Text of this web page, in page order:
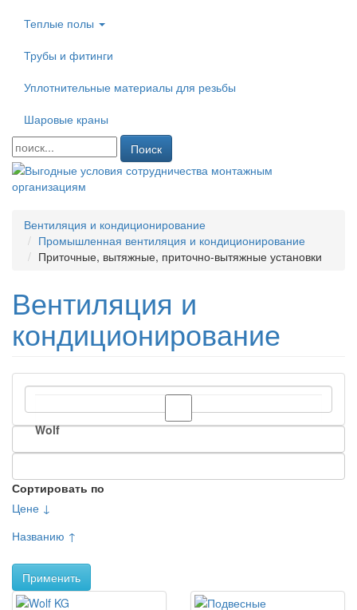
Теплые полы
Трубы и фитинги
Уплотнительные материалы для резьбы
Шаровые краны
Поиск
Вентиляция и кондиционирование
Промышленная вентиляция и кондиционирование
Приточные, вытяжные, приточно-вытяжные установки
Вентиляция и
кондиционирование
Wolf
Сортировать по
Цене ↓
Названию ↑
Применить